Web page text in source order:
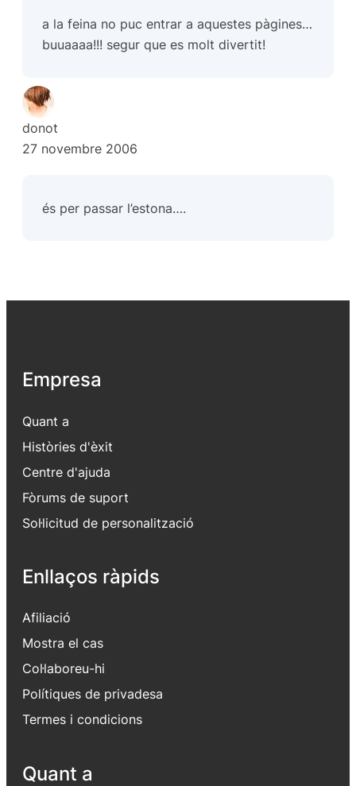
a la feina no puc entrar a aquestes pàgines…
buuaaaa!!! segur que es molt divertit!
donot
27 novembre 2006
és per passar l’estona….
Empresa
Quant a
Històries d'èxit
Centre d'ajuda
Fòrums de suport
Sol·licitud de personalització
Enllaços ràpids
Afiliació
Mostra el cas
Col·laboreu-hi
Polítiques de privadesa
Termes i condicions
Quant a